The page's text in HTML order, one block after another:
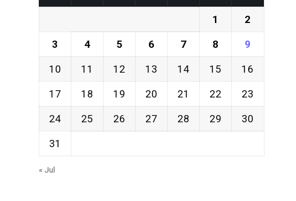
1 2
3 4 5 6 7 8 9
10 11 12 13 14 15 16
17 18 19 20 21 22 23
24 25 26 27 28 29 30
31
« Jul